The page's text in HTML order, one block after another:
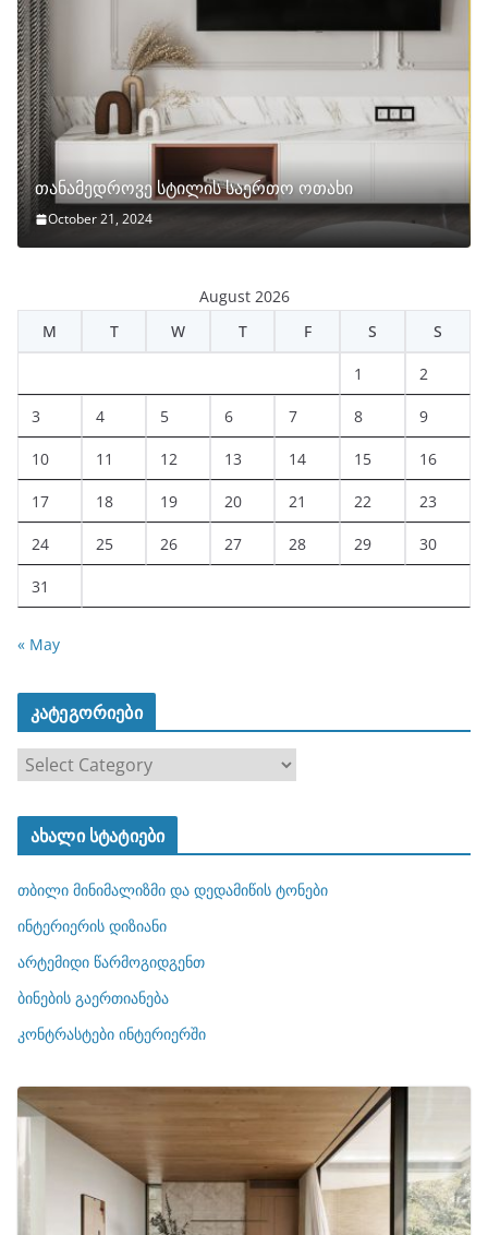
თანამედროვე სტილის საერთო ოთახი
October 21, 2024
August 2026
M
T W T F S S
1 2
3 4 5 6 7 8 9
10 11 12 13 14 15 16
17 18 19 20 21 22 23
24 25 26 27 28 29 30
31
« May
კატეგორიები
ტ
ო
რ
ბ
ი
ახალი სტატიები
თბილი მინიმალიზმი და დედამიწის ტონები
ინტერიერის დიზიანი
არტემიდი წარმოგიდგენთ
ბინების გაერთიანება
კონტრასტები ინტერიერში